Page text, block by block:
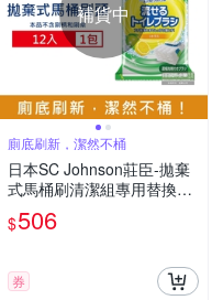
補貨中
廁底刷新，潔然不桶
日本SC Johnson莊臣-拋棄
式馬桶刷清潔組專用替換刷
頭補充包12入/包-檸檬香
(黃)新藍(本品不含刷柄和刷
$506
券